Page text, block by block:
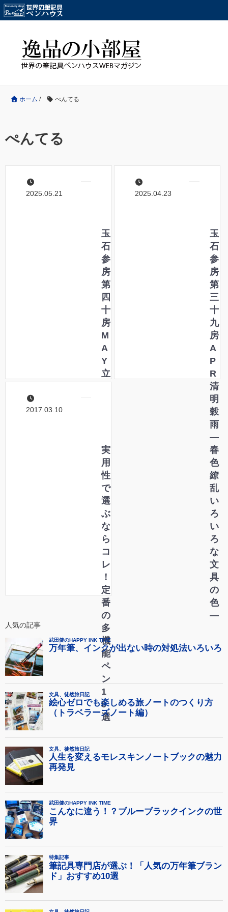
ホーム / ぺんてる
ぺんてる
2025.05.21
玉
石
参
房
第
四
十
房
M
A
Y
立
き
続
け
る
力
・
存
在
意
義
―
2025.04.23
玉
石
参
房
第
三
十
九
房
A
P
R
清
明
穀
雨
―
春
色
繚
乱
い
ろ
い
ろ
な
文
具
の
色
―
2017.03.10
実
用
性
で
選
ぶ
な
ら
コ
レ
！
定
番
の
多
機
能
ペ
ン
1
0
選
人気の記事